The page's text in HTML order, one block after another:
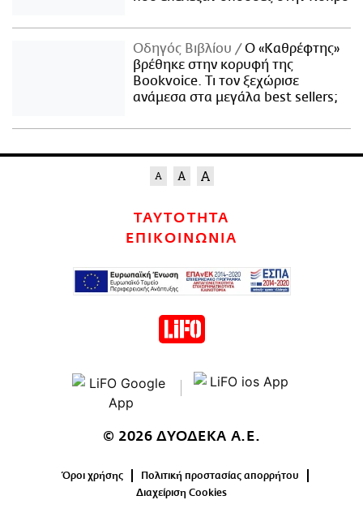
Οδηγός Βιβλίου
Ο «Καθρέφτης»
βρέθηκε στην κορυφή της
Bookvoice. Τι τον ξεχώρισε
ανάμεσα στα μεγάλα best sellers;
ΤΑΥΤΟΤΗΤΑ
ΕΠΙΚΟΙΝΩΝΙΑ
© 2026 ΔΥΟΔΕΚΑ Α.Ε.
Όροι χρήσης
Πολιτική προστασίας απορρήτου
Διαχείριση Cookies